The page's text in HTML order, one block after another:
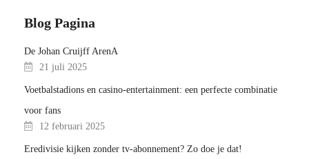
Blog Pagina
De Johan Cruijff ArenA
21 juli 2025
Voetbalstadions en casino-entertainment: een perfecte combinatie
voor fans
12 februari 2025
Eredivisie kijken zonder tv-abonnement? Zo doe je dat!